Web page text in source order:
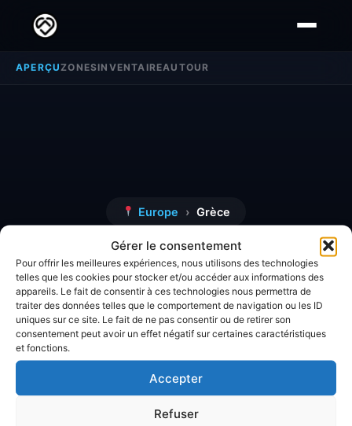
Gérer le consentement
Pour offrir les meilleures expériences, nous utilisons des technologies
telles que les cookies pour stocker et/ou accéder aux informations des
appareils. Le fait de consentir à ces technologies nous permettra de
traiter des données telles que le comportement de navigation ou les ID
uniques sur ce site. Le fait de ne pas consentir ou de retirer son
consentement peut avoir un effet négatif sur certaines caractéristiques
et fonctions.
Accepter
Refuser
APERÇUZONESINVENTAIREAUTOUR
Europe › Grèce
Grèce
Découvrez toutes les informations, avis et
analyses détaillées concernant la zoneGrèce
À PROPOS DE GRÈCE
Dans la mythologie grecque, Europe (en